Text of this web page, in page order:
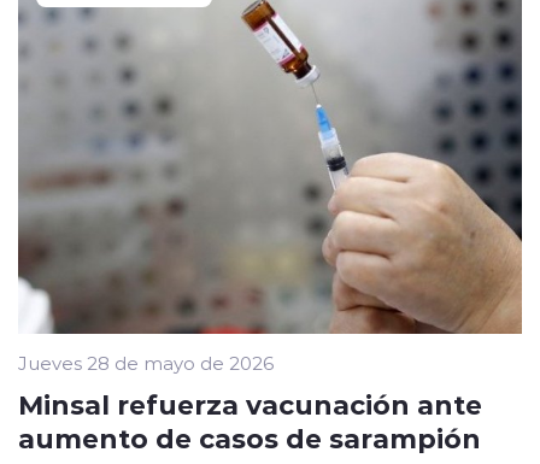
Jueves 28 de mayo de 2026
Minsal refuerza vacunación ante
aumento de casos de sarampión